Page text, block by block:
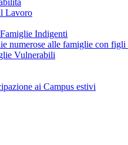
Lavoro
Indigenti
numerose alle famiglie con
Vulnerabili
ai Campus estivi